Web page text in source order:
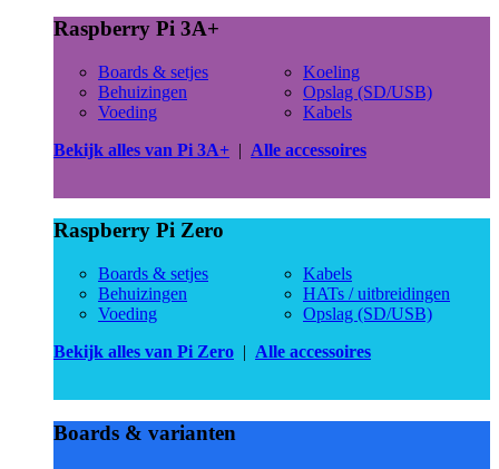
Raspberry Pi 3A+
Boards & setjes
Behuizingen
Voeding
Koeling
Opslag (SD/USB)
Kabels
Bekijk alles van Pi 3A+ | Alle accessoires
Raspberry Pi Zero
Boards & setjes
Behuizingen
Voeding
Kabels
HATs / uitbreidingen
Opslag (SD/USB)
Bekijk alles van Pi Zero | Alle accessoires
Boards & varianten